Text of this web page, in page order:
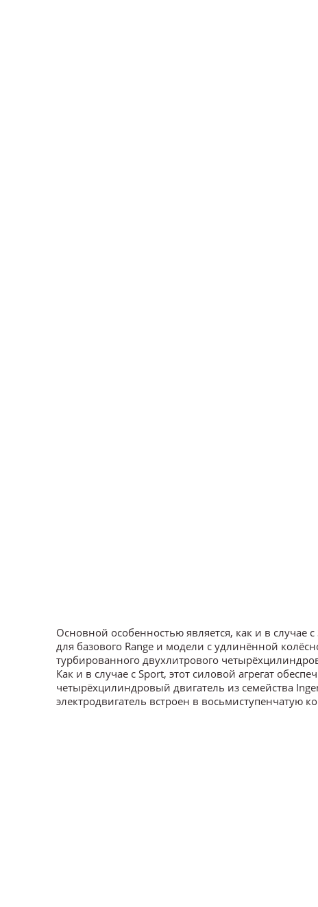
Основной особенностью является, как и в
для базового Range и модели с удлинённой
турбированного двухлитрового
Как и в случае с Sport, этот силовой агрегат
четырёхцилиндровый двигатель из семейства
электродвигатель встроен в восьмиступенчатую